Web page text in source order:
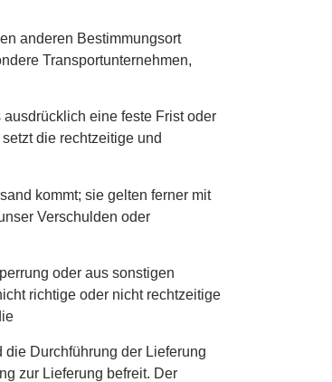
anderen Bestimmungsort
Transportunternehmen,
eine feste Frist oder
die rechtzeitige und
kommt; sie gelten ferner mit
Verschulden oder
oder aus sonstigen
richtige oder nicht rechtzeitige
Durchführung der Lieferung
zur Lieferung befreit. Der